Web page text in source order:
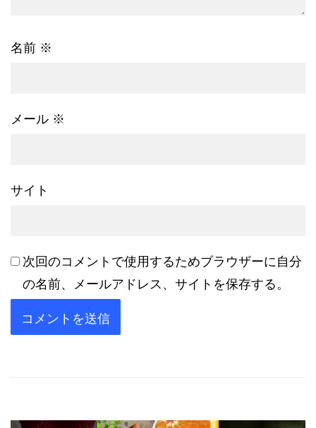
名前 ※
メール ※
サイト
次回のコメントで使用するためブラウザーに自分
の名前、メールアドレス、サイトを保存する。